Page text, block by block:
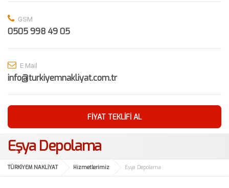
GSM
0505 998 49 05
E Mail
info@turkiyemnakliyat.com.tr
FIYAT TEKLIFI AL
Eşya Depolama
TÜRKİYEM NAKLİYAT Hizmetlerimiz Eşya Depolama